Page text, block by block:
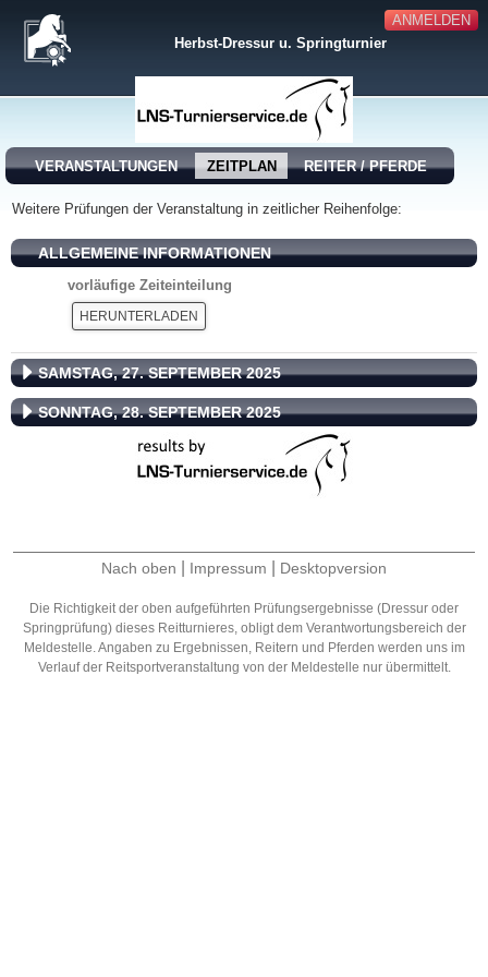
ANMELDEN
Herbst-Dressur u. Springturnier
VERANSTALTUNGEN ZEITPLAN REITER / PFERDE
Weitere Prüfungen der Veranstaltung in zeitlicher Reihenfolge:
ALLGEMEINE INFORMATIONEN
vorläufige Zeiteinteilung
HERUNTERLADEN
SAMSTAG, 27. SEPTEMBER 2025
SONNTAG, 28. SEPTEMBER 2025
Nach oben Impressum Desktopversion
Die Richtigkeit der oben aufgeführten Prüfungsergebnisse (Dressur oder
Springprüfung) dieses Reitturnieres, obligt dem Verantwortungsbereich der
Meldestelle. Angaben zu Ergebnissen, Reitern und Pferden werden uns im
Verlauf der Reitsportveranstaltung von der Meldestelle nur übermittelt.